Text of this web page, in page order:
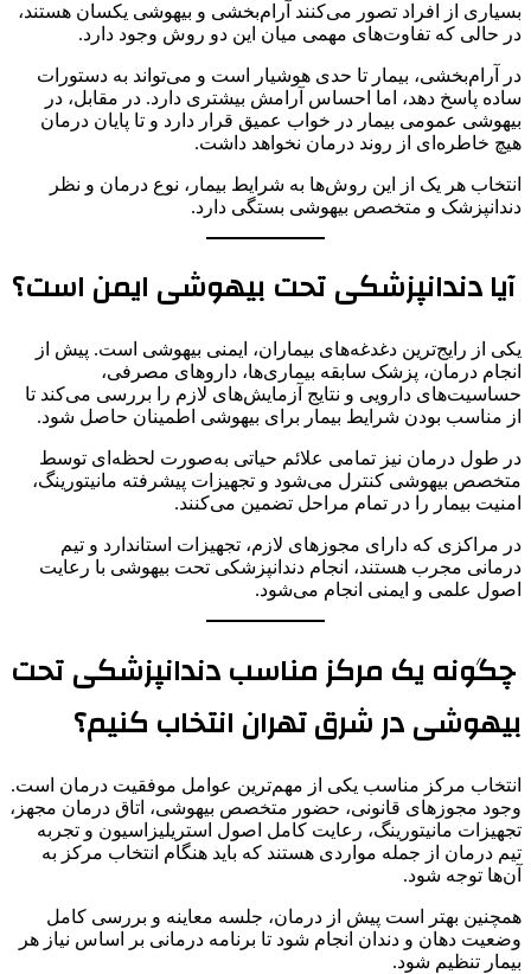
بسیاری از افراد تصور می‌کنند آرام‌بخشی و بیهوشی یکسان هستند،
در حالی که تفاوت‌های مهمی میان این دو روش وجود دارد.
در آرام‌بخشی، بیمار تا حدی هوشیار است و می‌تواند به دستورات
ساده پاسخ دهد، اما احساس آرامش بیشتری دارد. در مقابل، در
بیهوشی عمومی بیمار در خواب عمیق قرار دارد و تا پایان درمان
هیچ خاطره‌ای از روند درمان نخواهد داشت.
انتخاب هر یک از این روش‌ها به شرایط بیمار، نوع درمان و نظر
دندانپزشک و متخصص بیهوشی بستگی دارد.
آیا دندانپزشکی تحت بیهوشی ایمن است؟
یکی از رایج‌ترین دغدغه‌های بیماران، ایمنی بیهوشی است. پیش از
انجام درمان، پزشک سابقه بیماری‌ها، داروهای مصرفی،
حساسیت‌های دارویی و نتایج آزمایش‌های لازم را بررسی می‌کند تا
از مناسب بودن شرایط بیمار برای بیهوشی اطمینان حاصل شود.
در طول درمان نیز تمامی علائم حیاتی به‌صورت لحظه‌ای توسط
متخصص بیهوشی کنترل می‌شود و تجهیزات پیشرفته مانیتورینگ،
امنیت بیمار را در تمام مراحل تضمین می‌کنند.
در مراکزی که دارای مجوزهای لازم، تجهیزات استاندارد و تیم
درمانی مجرب هستند، انجام دندانپزشکی تحت بیهوشی با رعایت
اصول علمی و ایمنی انجام می‌شود.
چگونه یک مرکز مناسب دندانپزشکی تحت
بیهوشی در شرق تهران انتخاب کنیم؟
انتخاب مرکز مناسب یکی از مهم‌ترین عوامل موفقیت درمان است.
وجود مجوزهای قانونی، حضور متخصص بیهوشی، اتاق درمان مجهز،
تجهیزات مانیتورینگ، رعایت کامل اصول استریلیزاسیون و تجربه
تیم درمان از جمله مواردی هستند که باید هنگام انتخاب مرکز به
آن‌ها توجه شود.
همچنین بهتر است پیش از درمان، جلسه معاینه و بررسی کامل
وضعیت دهان و دندان انجام شود تا برنامه درمانی بر اساس نیاز هر
بیمار تنظیم شود.